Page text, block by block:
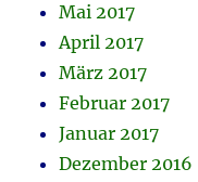
Mai 2017
April 2017
März 2017
Februar 2017
Januar 2017
Dezember 2016